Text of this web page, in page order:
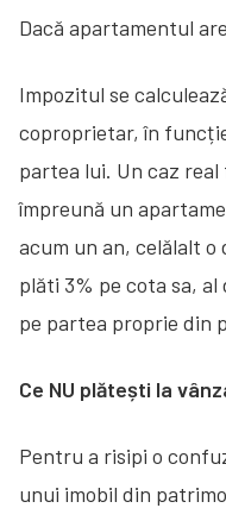
Dacă apartamentul
Impozitul se
coproprietar, în
partea lui. Un caz
împreună un
acum un an, celălalt o
plăti 3% pe cota sa,
pe partea proprie din
Ce NU plătești la
Pentru a risipi o
unui imobil din